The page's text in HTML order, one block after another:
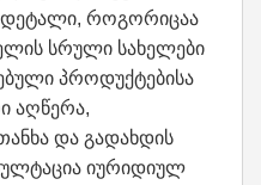
დეტალი, როგორიცაა
სრული სახელები
პროდუქტებისა
აღწერა,
და გადახდის
იურიდიულ